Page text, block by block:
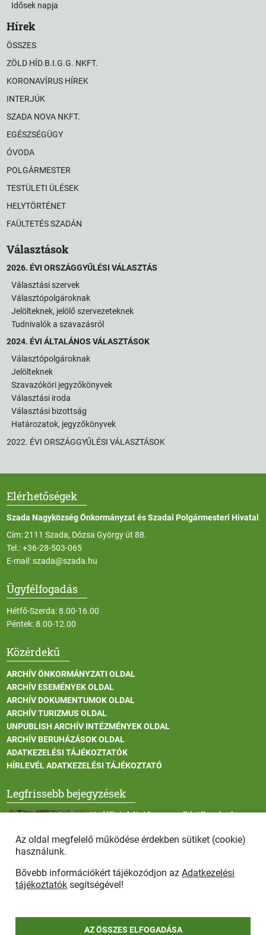
Idősek napja
Hírek
ÖSSZES
ZÖLD HÍD B.I.G.G. NKFT.
KORONAVÍRUS HÍREK
INTERJÚK
SZADA NOVA NKFT.
EGÉSZSÉGÜGY
ÓVODA
POLGÁRMESTER
TESTÜLETI ÜLÉSEK
HELYTÖRTÉNET
FAÜLTETÉS SZADÁN
Választások
2026. ÉVI ORSZÁGGYŰLÉSI VÁLASZTÁS
Választási szervek
Választópolgároknak
Jelölteknek, jelölő szervezeteknek
Tudnivalók a szavazásról
2024. ÉVI ÁLTALÁNOS VÁLASZTÁSOK
Választópolgároknak
Jelölteknek
Szavazóköri jegyzőkönyvek
Választási iroda
Választási bizottság
Határozatok, jegyzőkönyvek
2022. ÉVI ORSZÁGGYŰLÉSI VÁLASZTÁSOK
Elérhetőségek
Szada Nagyközség Önkormányzat és Szadai Polgármesteri Hivatal
Cím: 2111 Szada, Dózsa György út 88.
Tel.:+36-28-503-065
E-mail:szada@szada.hu
Ügyfélfogadás
Hétfő-Szerda: 8.00-16.00
Péntek: 8.00-12.00
Közérdekű
ARCHÍV ÖNKORMÁNYZATI OLDAL
ARCHÍV ESEMÉNYEK OLDAL
ARCHÍV DOKUMENTUMOK OLDAL
ARCHÍV TURIZMUS OLDAL
UNPUBLISH ARCHÍV INTÉZMÉNYEK OLDAL
ARCHÍV BERUHÁZÁSOK OLDAL
ADATKEZELÉSI TÁJÉKOZTATÓK
HÍRLEVÉL ADATKEZELÉSI TÁJÉKOZTATÓ
Legfrissebb bejegyzések
Vadállatok itatása a rendkívüli melegben
Afrikai sertéspestis - kérések a lakosság felé
Az oldal megfelelő működése érdekben sütiket (cookie)
használunk.
Bővebb információkért tájékozódjon azAdatkezelési
tájékoztatók segítségével!
AZ ÖSSZES ELFOGADÁSA